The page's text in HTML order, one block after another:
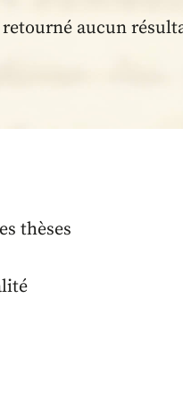
aucun
thèses